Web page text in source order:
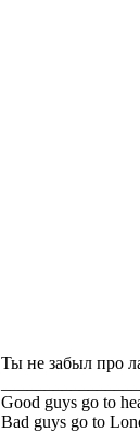
Ты не забыл про
Good guys go to
Bad guys go to